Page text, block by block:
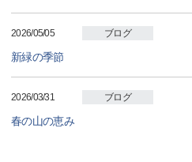
2026/05/05 ブログ
新緑の季節
2026/03/31 ブログ
春の山の恵み